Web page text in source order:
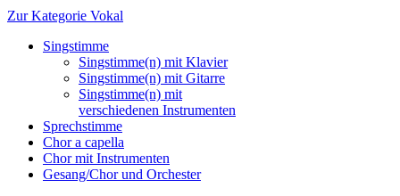
Zur Kategorie Vokal
Singstimme
Singstimme(n) mit Klavier
Singstimme(n) mit Gitarre
Singstimme(n) mit
verschiedenen Instrumenten
Sprechstimme
Chor a capella
Chor mit Instrumenten
Gesang/Chor und Orchester